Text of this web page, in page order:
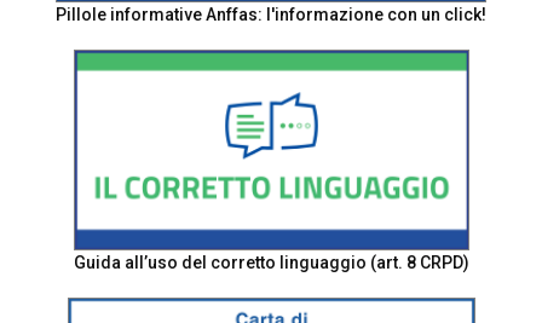
Pillole informative Anffas: l'informazione con un click!
Guida all’uso del corretto linguaggio (art. 8 CRPD)